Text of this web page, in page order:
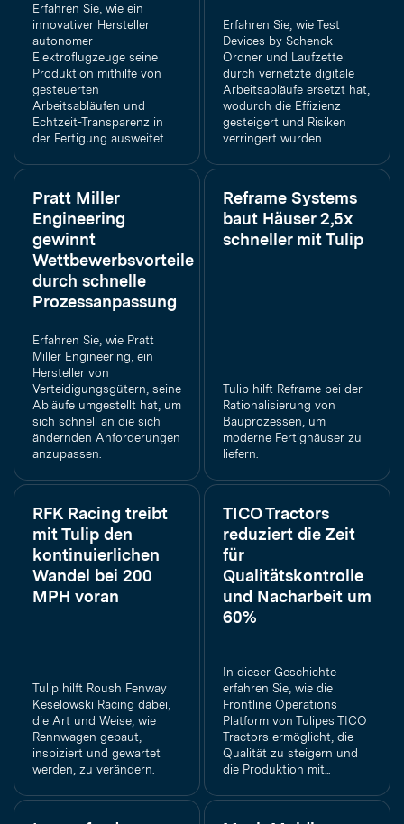
Erfahren Sie, wie ein
innovativer Hersteller
autonomer
Elektroflugzeuge seine
Produktion mithilfe von
gesteuerten
Arbeitsabläufen und
Echtzeit-Transparenz in
der Fertigung ausweitet.
Erfahren Sie, wie Test
Devices by Schenck
Ordner und Laufzettel
durch vernetzte digitale
Arbeitsabläufe ersetzt hat,
wodurch die Effizienz
gesteigert und Risiken
verringert wurden.
Pratt Miller
Engineering
gewinnt
Wettbewerbsvorteile
durch schnelle
Prozessanpassung
Erfahren Sie, wie Pratt
Miller Engineering, ein
Hersteller von
Verteidigungsgütern, seine
Abläufe umgestellt hat, um
sich schnell an die sich
ändernden Anforderungen
anzupassen.
Reframe Systems
baut Häuser 2,5x
schneller mit Tulip
Tulip hilft Reframe bei der
Rationalisierung von
Bauprozessen, um
moderne Fertighäuser zu
liefern.
RFK Racing treibt
mit Tulip den
kontinuierlichen
Wandel bei 200
MPH voran
Tulip hilft Roush Fenway
Keselowski Racing dabei,
die Art und Weise, wie
Rennwagen gebaut,
inspiziert und gewartet
werden, zu verändern.
TICO Tractors
reduziert die Zeit
für
Qualitätskontrolle
und Nacharbeit um
60%
In dieser Geschichte
erfahren Sie, wie die
Frontline Operations
Platform von Tulipes TICO
Tractors ermöglicht, die
Qualität zu steigern und
die Produktion mit...